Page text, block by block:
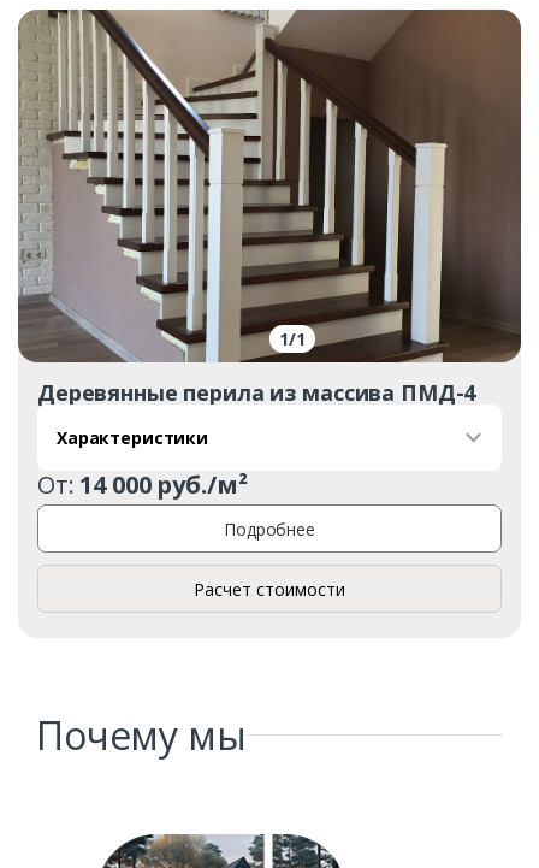
Заказать
1/1
Деревянные перила из массива ПМД-4
Характеристики
От: 14 000 руб./м²
Подробнее
Расчет стоимости
Почему мы